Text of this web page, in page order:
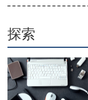
探索